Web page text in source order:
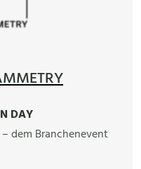
DAY
dem Branchenevent